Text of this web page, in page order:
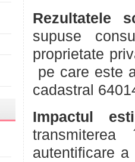
Rezultatele
supuse
proprietate
pe care este
cadastral
Impactul
autentificare